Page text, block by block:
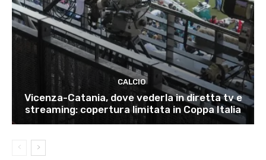
CALCIO
Vicenza-Catania, dove vederla in diretta tv e
streaming: copertura limitata in Coppa Italia